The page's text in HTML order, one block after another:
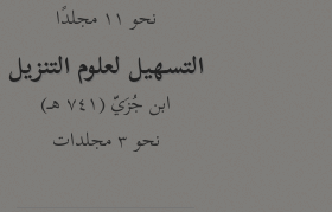
نحو ١١ مجلدًا
التسهيل لعلوم التنزيل
ابن جُزَيّ (٧٤١ هـ)
نحو ٣ مجلدات